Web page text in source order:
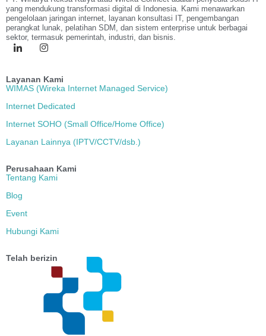
yang mendukung transformasi digital di Indonesia. Kami menawarkan
pengelolaan jaringan internet, layanan konsultasi IT, pengembangan
perangkat lunak, pelatihan SDM, dan sistem enterprise untuk berbagai
sektor, termasuk pemerintah, industri, dan bisnis.
Layanan Kami
WIMAS (Wireka Internet Managed Service)
Internet Dedicated
Internet SOHO (Small Office/Home Office)
Layanan Lainnya (IPTV/CCTV/dsb.)
Perusahaan Kami
Tentang Kami
Blog
Event
Hubungi Kami
Telah berizin